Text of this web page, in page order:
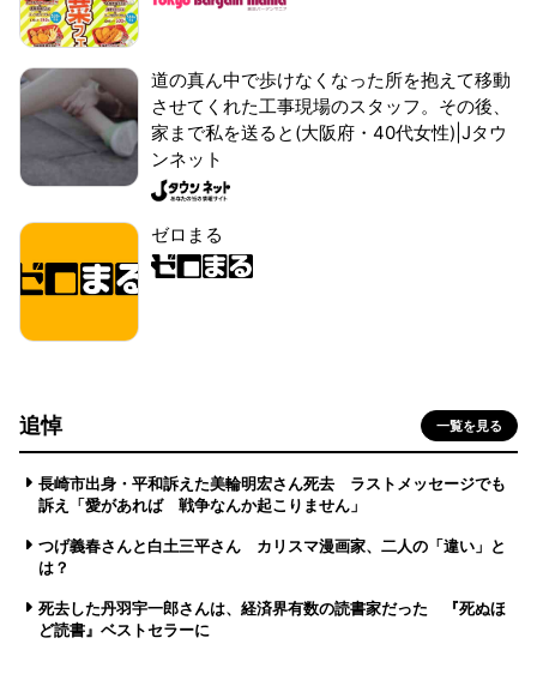
道の真ん中で歩けなくなった所を抱えて移動
させてくれた工事現場のスタッフ。その後、
家まで私を送ると(大阪府・40代女性)|Jタウ
ンネット
ゼロまる
追悼 一覧を見る
長崎市出身・平和訴えた美輪明宏さん死去 ラストメッセージでも
訴え「愛があれば 戦争なんか起こりません」
つげ義春さんと白土三平さん カリスマ漫画家、二人の「違い」と
は？
死去した丹羽宇一郎さんは、経済界有数の読書家だった 『死ぬほ
ど読書』ベストセラーに